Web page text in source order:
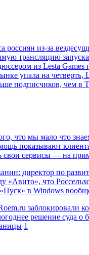
из-за
трансляцию
из Lesta
упала на
подписчиков, чем в
что мы мало что
показывают
свои сервисы — на
директор по
«Авито», что
в Windows
заблокировали
решение суда
1